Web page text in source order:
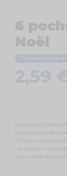
6
Noël
Disponible
2,59
Découvrez
exceptionnelle
Chacun de ces
un design
votre intérieur